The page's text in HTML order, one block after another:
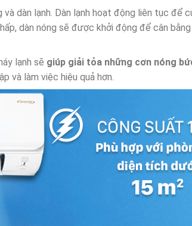
và dàn lạnh. Dàn lạnh hoạt động liên tục để
dàn nóng sẽ được khởi động để cân
lạnh sẽ giúp giải tỏa những cơn nóng
và làm việc hiệu quả hơn.